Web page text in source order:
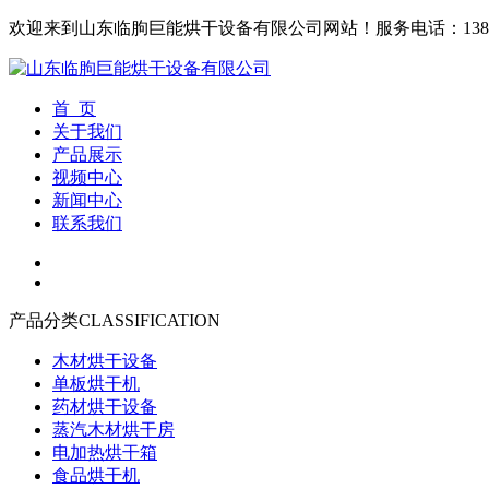
欢迎来到山东临朐巨能烘干设备有限公司网站！ 服务电话：
首 页
关于我们
产品展示
视频中心
新闻中心
联系我们
产品分类CLASSIFICATION
木材烘干设备
单板烘干机
药材烘干设备
蒸汽木材烘干房
电加热烘干箱
食品烘干机